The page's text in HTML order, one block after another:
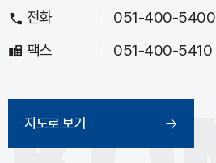
전화
051-400-5400
팩스
051-400-5410
지도로 보기